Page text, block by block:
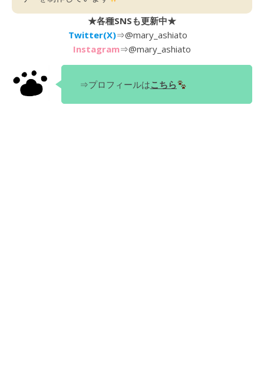
★各種SNSも更新中★
Twitter(X)⇒@mary_ashiato
Instagram⇒@mary_ashiato
⇒プロフィールはこちら